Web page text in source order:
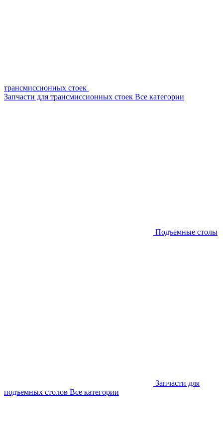
трансмиссионных стоек
Запчасти для трансмиссионных стоек Все категории
Подъемные столы
Запчасти для
подъемных столов Все категории